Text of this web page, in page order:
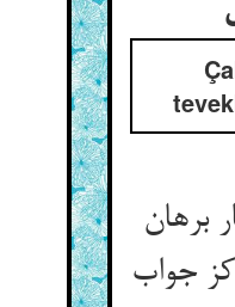
برهان
جواب